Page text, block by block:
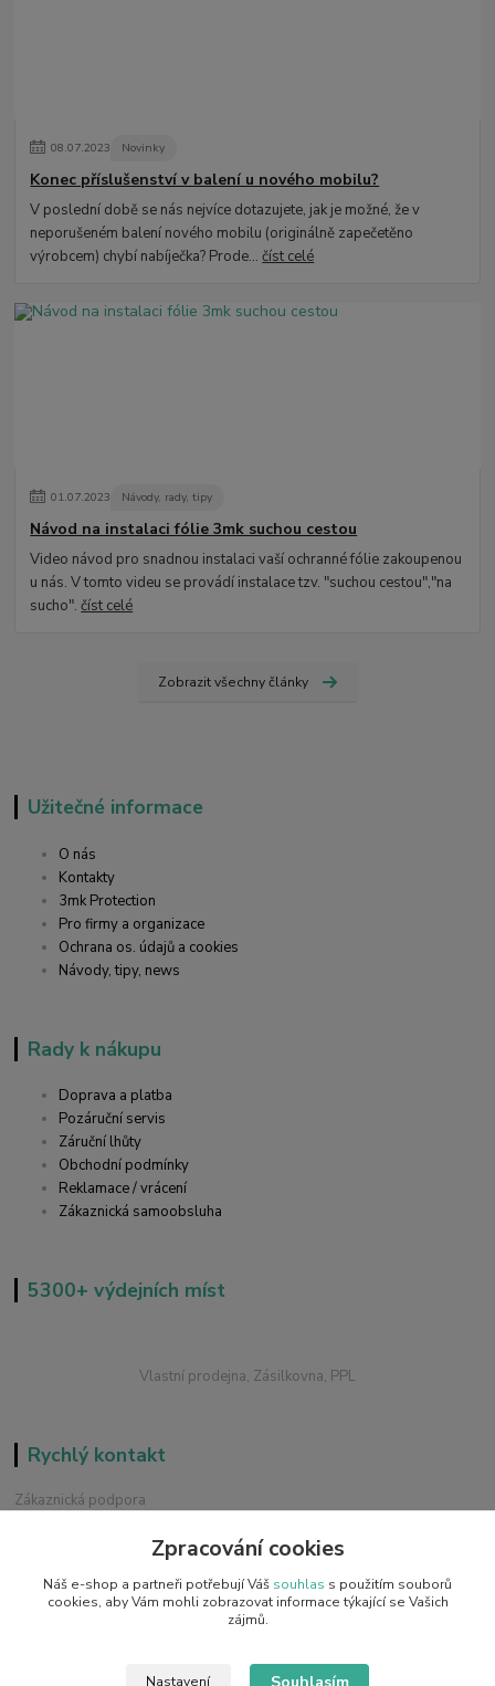
08.07.2023 Novinky
Konec příslušenství v balení u nového mobilu?
V poslední době se nás nejvíce dotazujete, jak je možné, že v
neporušeném balení nového mobilu (originálně zapečetěno
výrobcem) chybí nabíječka? Prode...číst celé
01.07.2023 Návody, rady, tipy
Návod na instalaci fólie 3mk suchou cestou
Video návod pro snadnou instalaci vaší ochranné fólie zakoupenou
u nás. V tomto videu se provádí instalace tzv. "suchou cestou","na
sucho".číst celé
Zobrazit všechny články
Užitečné informace
O nás
Kontakty
3mk Protection
Pro firmy a organizace
Ochrana os. údajů a cookies
Návody, tipy, news
Rady k nákupu
Doprava a platba
Pozáruční servis
Záruční lhůty
Obchodní podmínky
Reklamace / vrácení
Zákaznická samoobsluha
5300+ výdejních míst
Vlastní prodejna, Zásilkovna, PPL
Rychlý kontakt
Zákaznická podpora
Chat / Online podpora - 24/7
info@emobilky.cz
Zpracování cookies
Náš e-shop a partneři potřebují Váš souhlas s použitím souborů
cookies, aby Vám mohli zobrazovat informace týkající se Vašich
zájmů.
Nastavení